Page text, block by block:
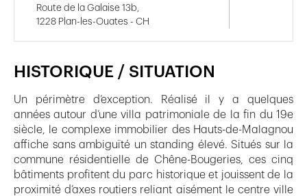
HISTORIQUE / SITUATION
Un périmètre d’exception. Réalisé il y a quelques
années autour d’une villa patrimoniale de la fin du 19e
siècle, le complexe immobilier des Hauts-de-Malagnou
affiche sans ambiguïté un standing élevé. Situés sur la
commune résidentielle de Chêne-Bougeries, ces cinq
bâtiments profitent du parc historique et jouissent de la
proximité d’axes routiers reliant aisément le centre ville
Route de la Galaise 13b,
1228 Plan-les-Ouates - CH